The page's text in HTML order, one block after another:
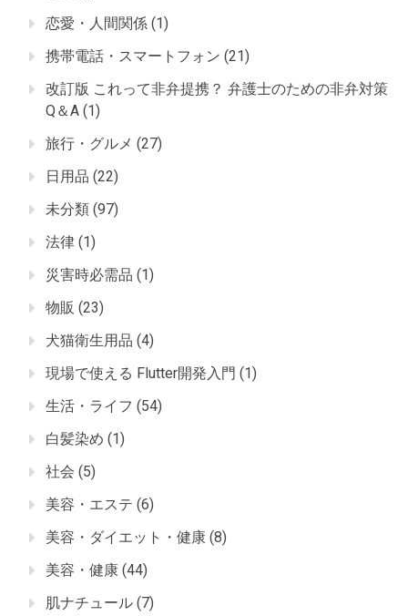
恋愛・人間関係 (1)
携帯電話・スマートフォン (21)
改訂版 これって非弁提携？ 弁護士のための非弁対策
Q＆A (1)
旅行・グルメ (27)
日用品 (22)
未分類 (97)
法律 (1)
災害時必需品 (1)
物販 (23)
犬猫衛生用品 (4)
現場で使える Flutter開発入門 (1)
生活・ライフ (54)
白髪染め (1)
社会 (5)
美容・エステ (6)
美容・ダイエット・健康 (8)
美容・健康 (44)
肌ナチュール (7)